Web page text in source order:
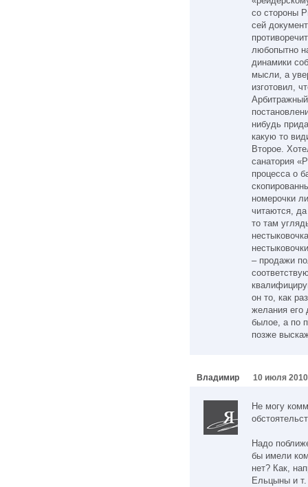
со стороны
сей
любопытно
динамики
мысли, а
изготовил,
нибудь
какую то
Второе.
санатория
процесса о
номерочки
читаются,
то там
– продажи
он то, как
желания его
былое, а по
позже
Владимир 10 июля
Не могу
Надо
бы имели
нет? Как,
Ельцыны и